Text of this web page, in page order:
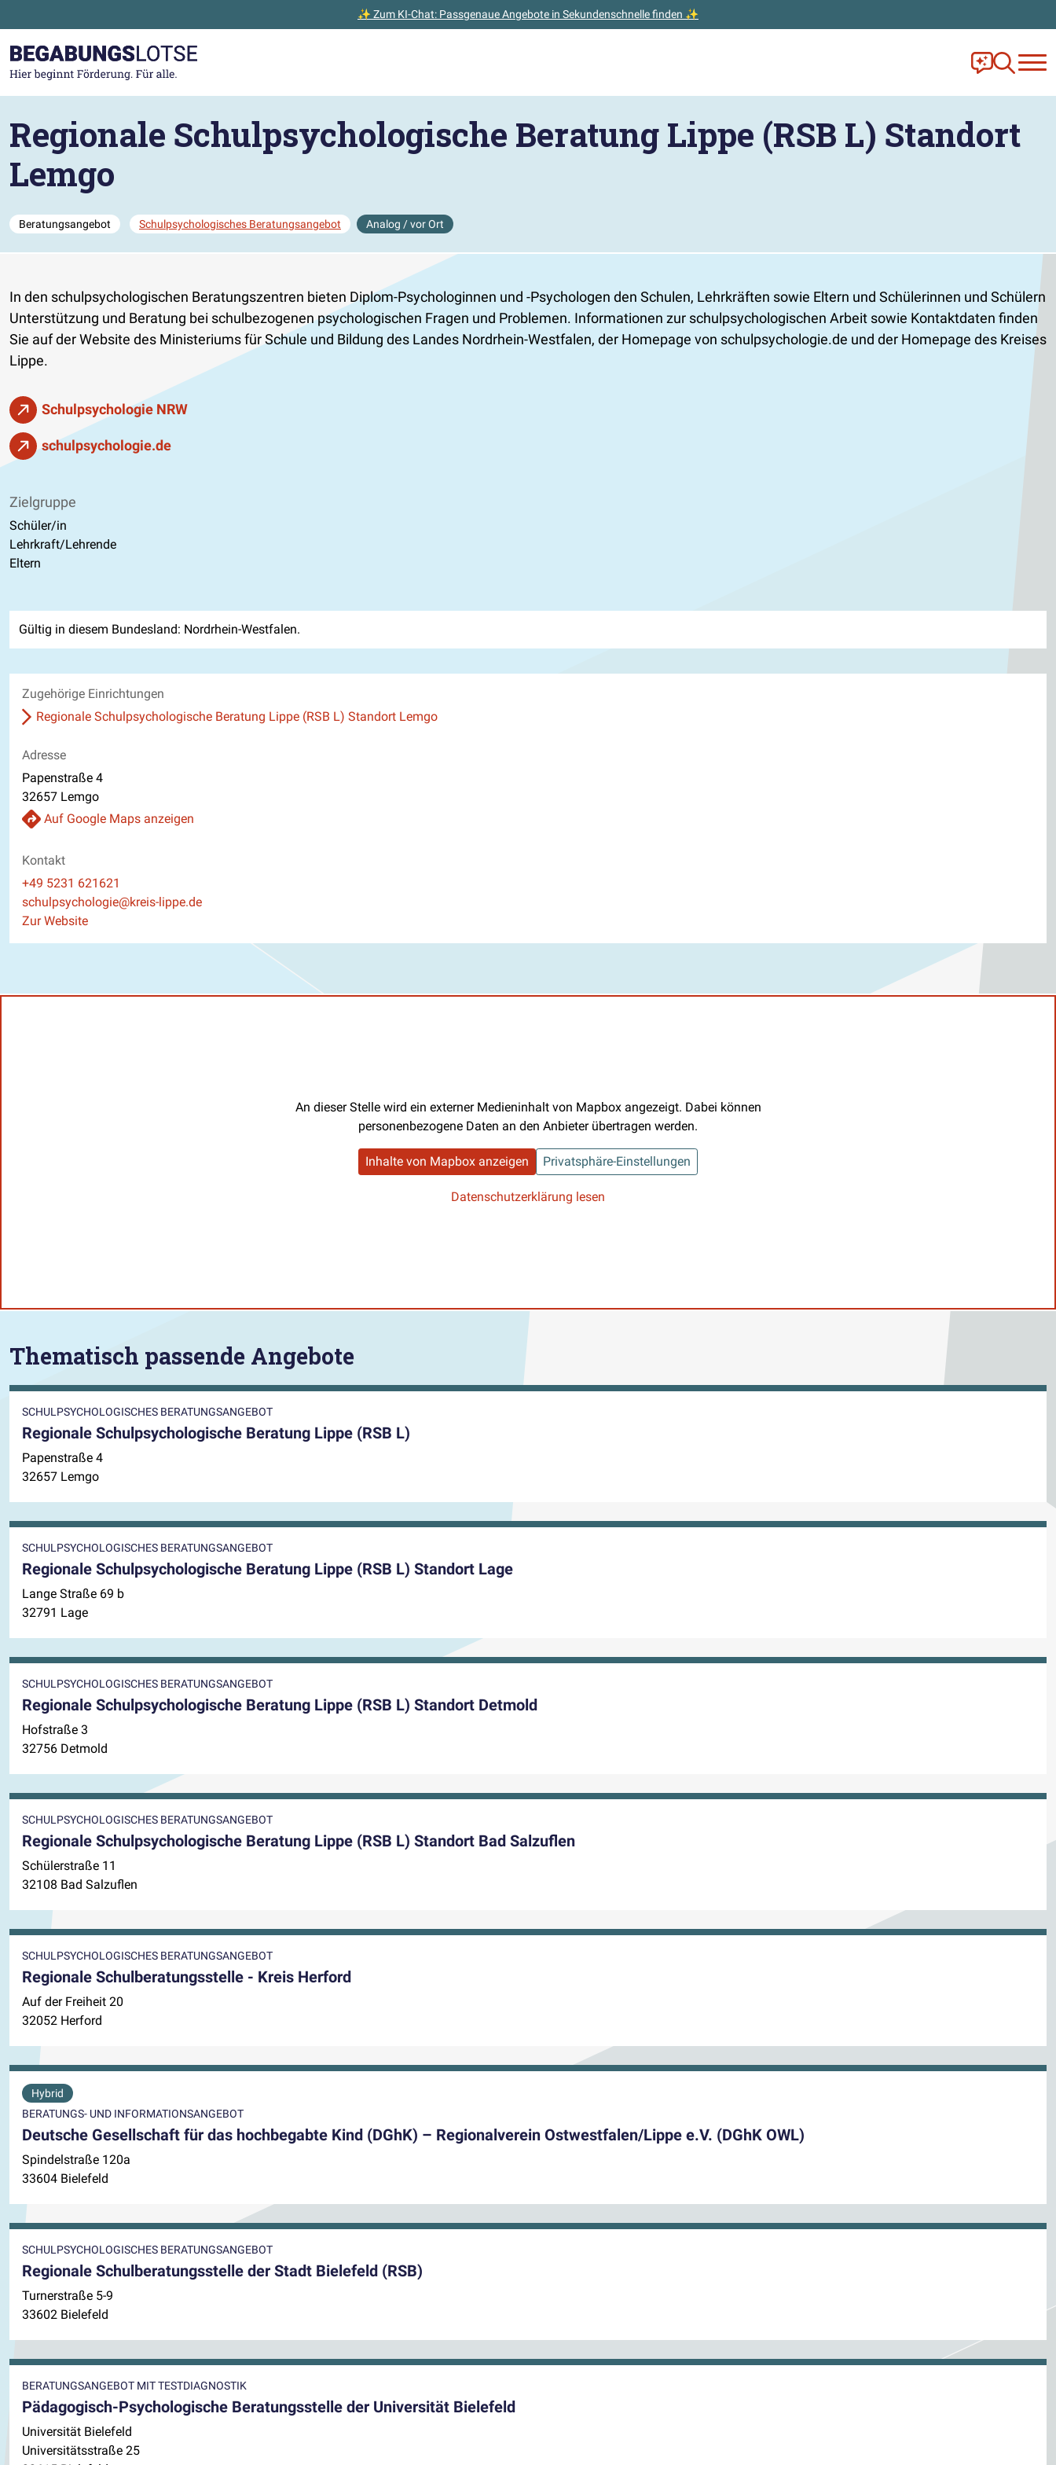
✨ Zum KI-Chat: Passgenaue Angebote in Sekundenschnelle finden ✨
Zur Startseite gehen
Frag Ella!
Zur
Regionale Schulpsychologische Beratung Lippe (RSB L) Standort
Lemgo
Beratungsangebot Schulpsychologisches Beratungsangebot Analog / vor Ort
In den schulpsychologischen Beratungszentren bieten Diplom-Psychologinnen und -Psychologen den Schulen, Lehrkräften sowie Eltern und Schülerinnen und Schülern
Unterstützung und Beratung bei schulbezogenen psychologischen Fragen und Problemen. Informationen zur schulpsychologischen Arbeit sowie Kontaktdaten finden
Sie auf der Website des Ministeriums für Schule und Bildung des Landes Nordrhein-Westfalen, der Homepage von schulpsychologie.de und der Homepage des Kreises
Lippe.
Schulpsychologie NRW
schulpsychologie.de
Zielgruppe
Schüler/in
Lehrkraft/Lehrende
Eltern
Gültig in diesem Bundesland: Nordrhein-Westfalen.
Zugehörige Einrichtungen
Regionale Schulpsychologische Beratung Lippe (RSB L) Standort Lemgo
Adresse
Papenstraße 4
32657 Lemgo
Auf Google Maps anzeigen
Kontakt
Telefon
+49 5231 621621
E-Mail
schulpsychologie@kreis-lippe.de
Website
Zur Website
An dieser Stelle wird ein externer Medieninhalt von Mapbox angezeigt. Dabei können
personenbezogene Daten an den Anbieter übertragen werden.
Inhalte von Mapbox anzeigen Privatsphäre-Einstellungen
Datenschutzerklärung lesen
Thematisch passende Angebote
SCHULPSYCHOLOGISCHES BERATUNGSANGEBOT
Regionale Schulpsychologische Beratung Lippe (RSB L)
Papenstraße 4
32657 Lemgo
SCHULPSYCHOLOGISCHES BERATUNGSANGEBOT
Regionale Schulpsychologische Beratung Lippe (RSB L) Standort Lage
Lange Straße 69 b
32791 Lage
SCHULPSYCHOLOGISCHES BERATUNGSANGEBOT
Regionale Schulpsychologische Beratung Lippe (RSB L) Standort Detmold
Hofstraße 3
32756 Detmold
SCHULPSYCHOLOGISCHES BERATUNGSANGEBOT
Regionale Schulpsychologische Beratung Lippe (RSB L) Standort Bad Salzuflen
Schülerstraße 11
32108 Bad Salzuflen
SCHULPSYCHOLOGISCHES BERATUNGSANGEBOT
Regionale Schulberatungsstelle - Kreis Herford
Auf der Freiheit 20
32052 Herford
Hybrid
BERATUNGS- UND INFORMATIONSANGEBOT
Deutsche Gesellschaft für das hochbegabte Kind (DGhK) – Regionalverein Ostwestfalen/Lippe e.V. (DGhK OWL)
Spindelstraße 120a
33604 Bielefeld
SCHULPSYCHOLOGISCHES BERATUNGSANGEBOT
Regionale Schulberatungsstelle der Stadt Bielefeld (RSB)
Turnerstraße 5-9
33602 Bielefeld
BERATUNGSANGEBOT MIT TESTDIAGNOSTIK
Pädagogisch-Psychologische Beratungsstelle der Universität Bielefeld
Universität Bielefeld
Universitätsstraße 25